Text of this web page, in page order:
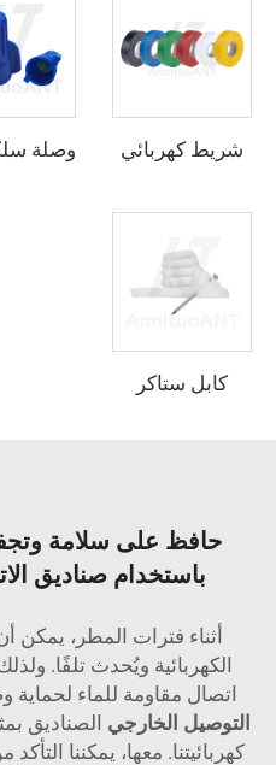
شريط كهربائي
كابل ستاكر
حافظ على سلامة
باستخدام صناديق
أثناء فترات المطر، يمكن
الكهربائية ويُحدث تلفًا.
اتصال مقاومة للماء لحماية
التوصيل الخارجي الصناديق
كهربائيتنا. معها، يمكننا